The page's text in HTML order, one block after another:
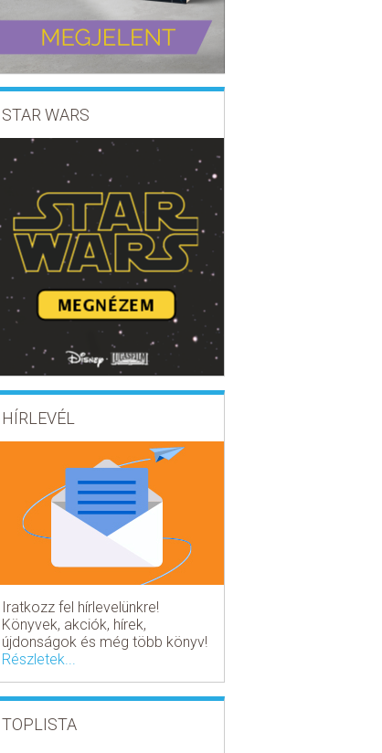
STAR WARS
HÍRLEVÉL
Iratkozz fel hírlevelünkre!
Könyvek, akciók, hírek,
újdonságok és még több könyv!
Részletek...
TOPLISTA